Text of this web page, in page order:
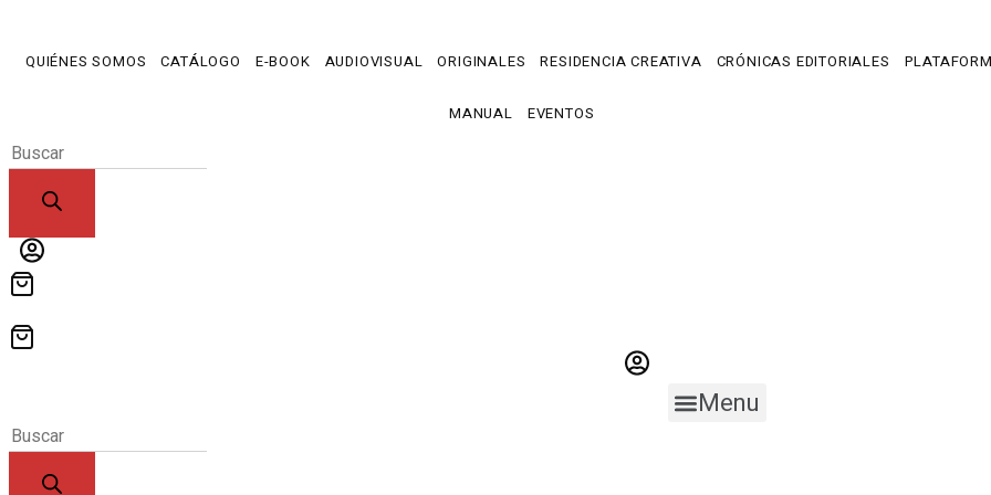
contenido
QUIÉNES SOMOS CATÁLOGO E-BOOK AUDIOVISUAL ORIGINALES RESIDENCIA CREATIVA CRÓNICAS EDITORIALES
MANUAL EVENTOS
Products
Menu
Products